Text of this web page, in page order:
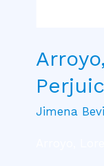
Jimena